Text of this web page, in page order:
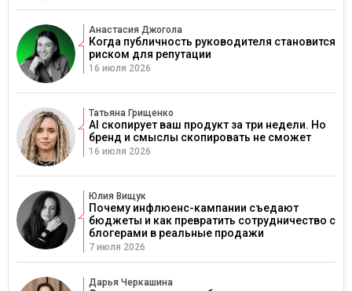
Анастасия Джогола
Когда публичность руководителя становится
риском для репутации
16 июля 2026
Татьяна Грищенко
AI скопирует ваш продукт за три недели. Но
бренд и смыслы скопировать не сможет
16 июля 2026
Юлия Вищук
Почему инфлюенс-кампании съедают
бюджеты и как превратить сотрудничество с
блогерами в реальные продажи
7 июля 2026
Дарья Черкашина